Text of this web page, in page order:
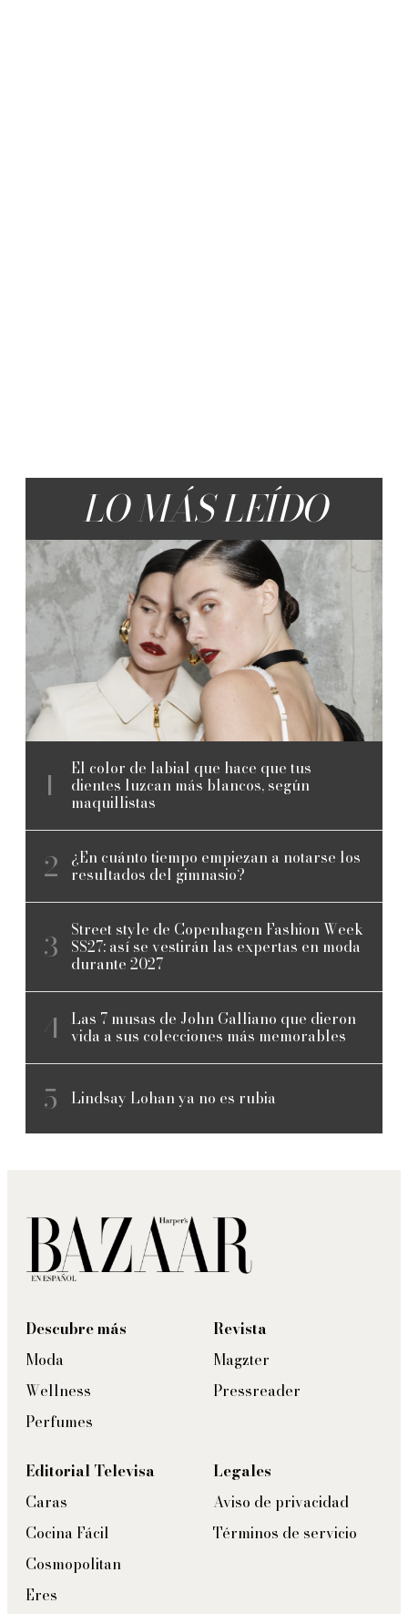
LO MÁS LEÍDO
El color de labial que hace que tus
dientes luzcan más blancos, según
maquillistas
¿En cuánto tiempo empiezan a notarse los
resultados del gimnasio?
Street style de Copenhagen Fashion Week
SS27: así se vestirán las expertas en moda
durante 2027
Las 7 musas de John Galliano que dieron
vida a sus colecciones más memorables
Lindsay Lohan ya no es rubia
Descubre más
Moda
Wellness
Perfumes
Revista
Magzter
Pressreader
Editorial Televisa
Caras
Cocina Fácil
Cosmopolitan
Eres
Legales
Aviso de privacidad
Términos de servicio